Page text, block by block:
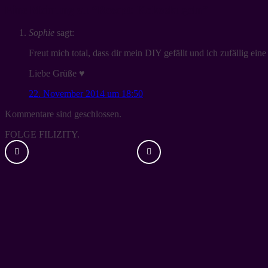
Sophie sagt:
Freut mich total, dass dir mein DIY gefällt und ich zufällig
Liebe Grüße ♥
22. November 2014 um 18:50
Kommentare sind geschlossen.
FOLGE FILIZITY.